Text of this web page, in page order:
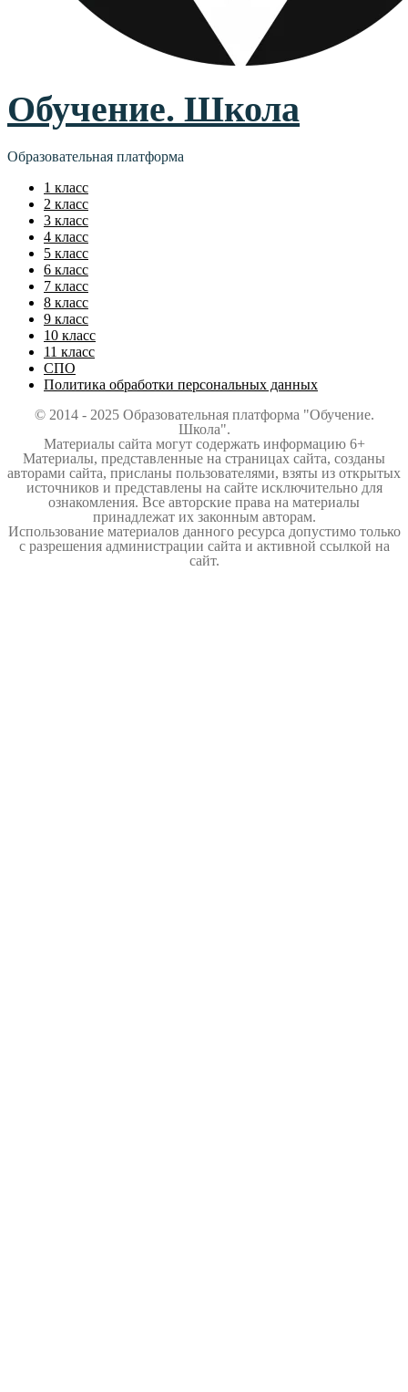
Обучение. Школа
Образовательная платформа
1 класс
2 класс
3 класс
4 класс
5 класс
6 класс
7 класс
8 класс
9 класс
10 класс
11 класс
СПО
Политика обработки персональных данных
© 2014 - 2025 Образовательная платформа "Обучение.
Школа".
Материалы сайта могут содержать информацию 6+
Материалы, представленные на страницах сайта, созданы
авторами сайта, присланы пользователями, взяты из открытых
источников и представлены на сайте исключительно для
ознакомления. Все авторские права на материалы
принадлежат их законным авторам.
Использование материалов данного ресурса допустимо только
с разрешения администрации сайта и активной ссылкой на
сайт.